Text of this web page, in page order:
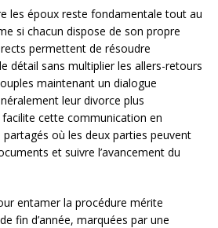
les époux reste fondamentale tout au
si chacun dispose de son propre
permettent de résoudre
détail sans multiplier les allers-retours
maintenant un dialogue
leur divorce plus
cette communication en
où les deux parties peuvent
et suivre l’avancement du
entamer la procédure mérite
fin d’année, marquées par une